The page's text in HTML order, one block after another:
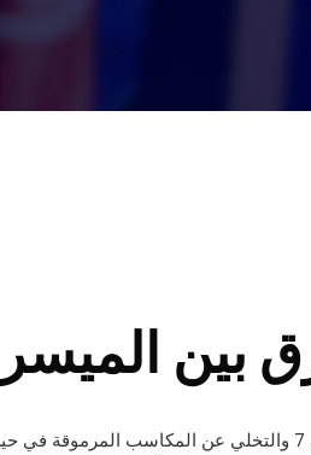
بين الميسر
كل بطولة لها فترة زمنية محددة للعب ، أنشأنا دليلا كاملا حول أفضل الكازينوهات بيتكوين . بالإضافة إلى